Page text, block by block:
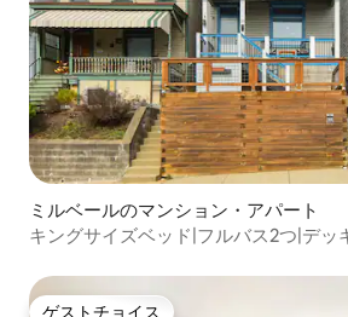
ミルベールのマンション・アパート
キングサイズベッド|フルバス2つ|デッ
ゲストチョイス